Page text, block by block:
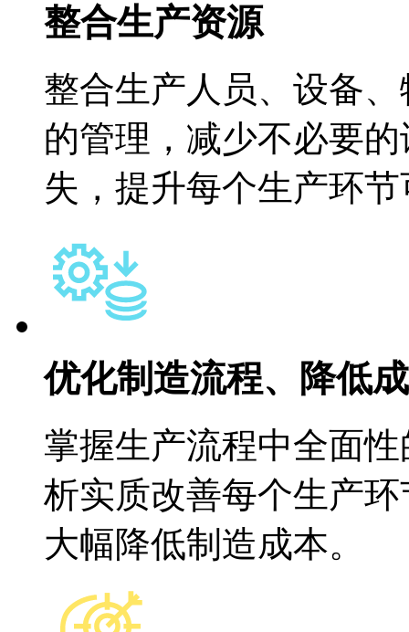
整合生产资源
整合生产人员、设备
的管理，减少不必要
失，提升每个生产环
优化制造流程、降低
掌握生产流程中全面
析实质改善每个生产
大幅降低制造成本。